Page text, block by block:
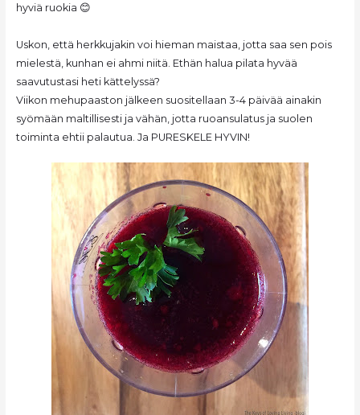
hyviä ruokia 😊
Uskon, että herkkujakin voi hieman maistaa, jotta saa sen pois
mielestä, kunhan ei ahmi niitä. Ethän halua pilata hyvää
saavutustasi heti kättelyssä?
Viikon mehupaaston jälkeen suositellaan 3-4 päivää ainakin
syömään maltillisesti ja vähän, jotta ruoansulatus ja suolen
toiminta ehtii palautua. Ja PURESKELE HYVIN!